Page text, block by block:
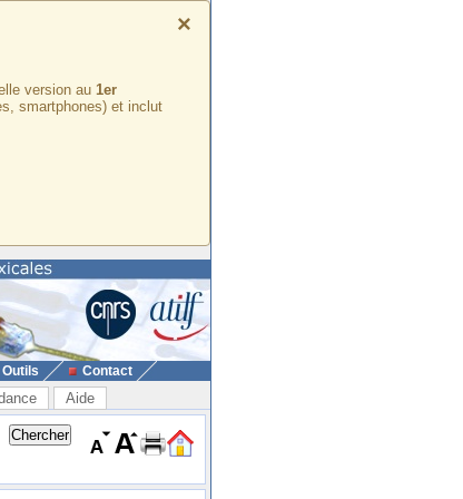
×
version au 1er
smartphones) et inclut
Outils Contact
Aide